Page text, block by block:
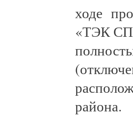
ходе
«ТЭК
района.